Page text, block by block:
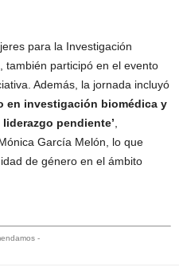
para la Investigación
también participó en el evento
Además, la jornada incluyó
en investigación biomédica y
pendiente’
García Melón, lo que
de género en el ámbito
-